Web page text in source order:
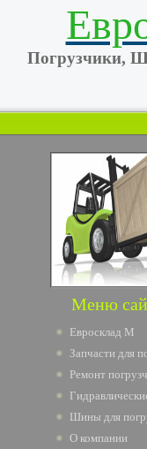
Погрузчики,
Меню
Евросклад М
Запчасти для
Ремонт
Шины для
О компании